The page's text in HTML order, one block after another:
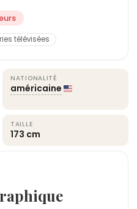
télévisées
NATIONALITÉ
américaine
TAILLE
173 cm